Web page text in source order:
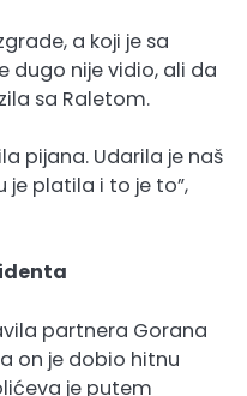
a koji je sa
dugo nije vidio, ali da
sa Raletom.
pijana. Udarila je naš
je platila i to je to”,
partnera Gorana
on je dobio hitnu
je putem